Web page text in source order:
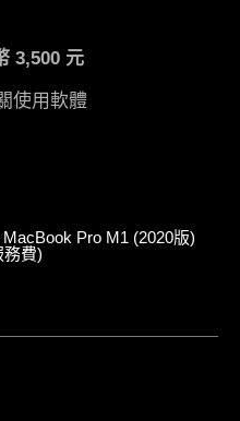
3,500 元
使用軟體
Pro M1 (2020版)
務費)